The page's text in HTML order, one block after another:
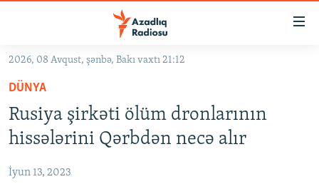
Əsas
qayıt
Əsas
naviqasiyaya
qayıt
Axtarışa
keç
KORRUPSIOMETR
FƏRQƏ BAX
2026, 08 Avqust, şənbə, Bakı vaxtı 21:12
DÜNYA
Rusiya şirkəti ölüm dronlarının
hissələrini Qərbdən necə alır
İyun 13, 2023